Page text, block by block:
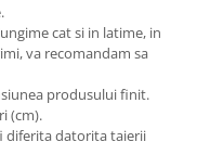
cat si in latime, in
va recomandam sa
produsului finit.
(cm).
diferita datorita taierii